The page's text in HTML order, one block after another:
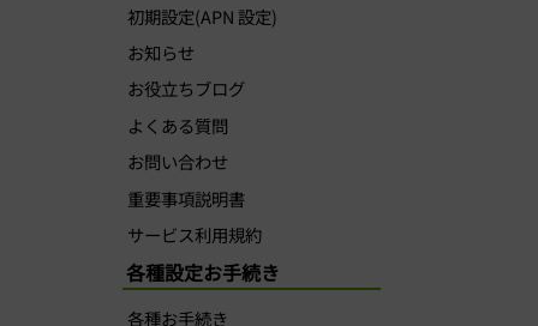
初期設定(APN 設定)
お知らせ
お役立ちブログ
よくある質問
お問い合わせ
重要事項説明書
サービス利用規約
各種設定お手続き
各種お手続き